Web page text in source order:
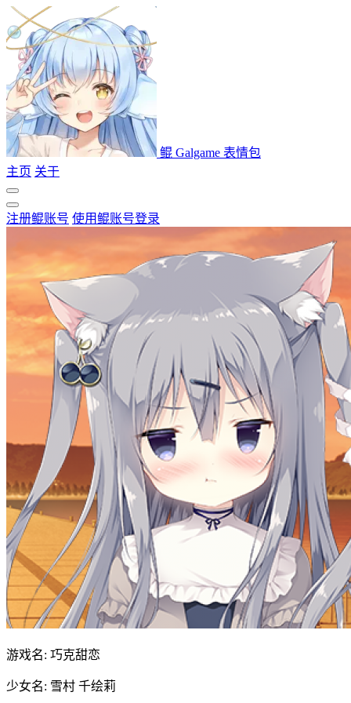
鲲 Galgame 表情包
主页 关于
注册鲲账号 使用鲲账号登录
游戏名: 巧克甜恋
少女名: 雪村 千绘莉